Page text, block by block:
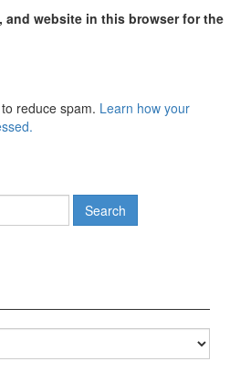
and website in this browser for the
reduce spam. Learn how your